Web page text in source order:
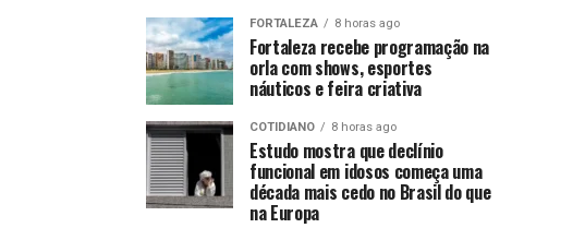
FORTALEZA 8 horas ago
Fortaleza recebe programação na
orla com shows, esportes
náuticos e feira criativa
COTIDIANO 8 horas ago
Estudo mostra que declínio
funcional em idosos começa uma
década mais cedo no Brasil do que
na Europa